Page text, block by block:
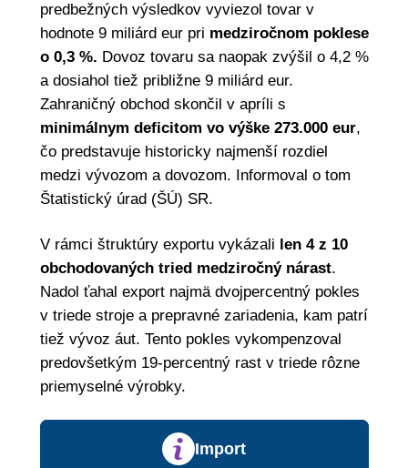
predbežných výsledkov vyviezol tovar v
hodnote 9 miliárd eur pri medziročnom poklese
o 0,3 %. Dovoz tovaru sa naopak zvýšil o 4,2 %
a dosiahol tiež približne 9 miliárd eur.
Zahraničný obchod skončil v apríli s
minimálnym deficitom vo výške 273.000 eur,
čo predstavuje historicky najmenší rozdiel
medzi vývozom a dovozom. Informoval o tom
Štatistický úrad (ŠÚ) SR.
V rámci štruktúry exportu vykázali len 4 z 10
obchodovaných tried medziročný nárast.
Nadol ťahal export najmä dvojpercentný pokles
v triede stroje a prepravné zariadenia, kam patrí
tiež vývoz áut. Tento pokles vykompenzoval
predovšetkým 19-percentný rast v triede rôzne
priemyselné výrobky.
Import